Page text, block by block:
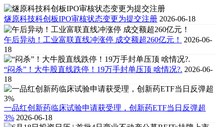
燧原科技科创板IPO审核状态变更为提交注册 2026-06-18
午后异动！工业富联直线冲涨停 成交额超260亿元！
2026-06-
18
“闷杀”！大牛股直线跌停！19万手封单压顶 啥情况?. 2026-06-
18
一品红创新药临床试验申请获受理，创新药ETF当日反弹超
3% 2026-06-18